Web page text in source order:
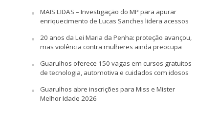
MAIS LIDAS – Investigação do MP para apurar
enriquecimento de Lucas Sanches lidera acessos
20 anos da Lei Maria da Penha: proteção avançou,
mas violência contra mulheres ainda preocupa
Guarulhos oferece 150 vagas em cursos gratuitos
de tecnologia, automotiva e cuidados com idosos
Guarulhos abre inscrições para Miss e Mister
Melhor Idade 2026